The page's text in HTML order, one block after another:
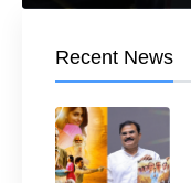
Recent News